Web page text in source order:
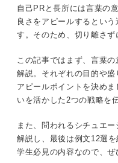
長所は
自己PRと長所
る場合
協調性
正確性
自己PRと長所には言葉の
良さをアピールするとい
す。そのため、切り離さず
この記事ではまず、言葉
解説。それぞれの目的や盛
アピールポイントを決め
いを活かした2つの戦略を
また、問われるシチュエ
解説し、最後は例文12選
学生必見の内容なので、ぜ
自己PRは自分の売り込
長所は自分の人柄
どちらも一緒に働きた
アピール力を底上げす
考えよう
自己PRと長所のアピ
い4つの条件